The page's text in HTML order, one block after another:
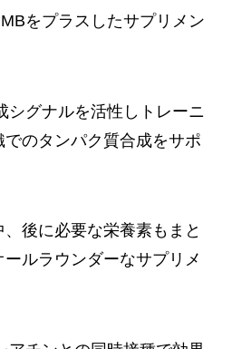
をプラスしたサプリメン
シグナルを活性しトレーニ
のタンパク質合成をサポ
後に必要な栄養素もまと
ルラウンダーなサプリメ